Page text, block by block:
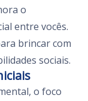
o
entre vocês.
brincar com
sociais.
o foco